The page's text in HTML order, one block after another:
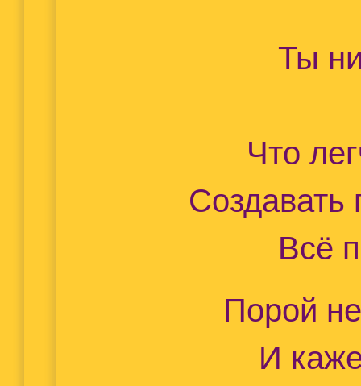
Ты
Что
Создавать
Всё
Порой
И